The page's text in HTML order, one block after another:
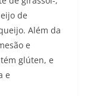
de
Além da
e
glúten, e
e